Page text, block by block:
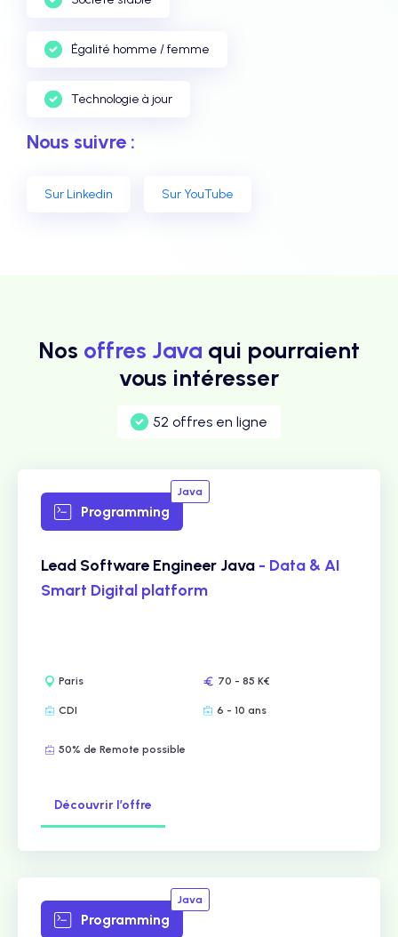
Égalité homme / femme
Technologie à jour
Nous suivre :
Sur Linkedin Sur YouTube
Nos offres Java qui pourraient
vous intéresser
52 offres en ligne
Programming
Java
Lead Software Engineer Java - Data & AI
Smart Digital platform
Paris 70 - 85 K€
CDI 6 - 10 ans
50% de Remote possible
Découvrir l’offre
Programming
Java